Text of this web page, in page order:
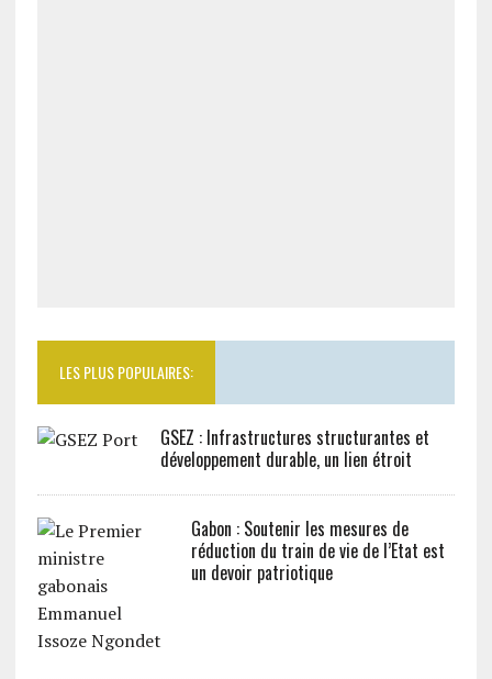
LES PLUS POPULAIRES:
GSEZ : Infrastructures structurantes et
développement durable, un lien étroit
Gabon : Soutenir les mesures de
réduction du train de vie de l’Etat est
un devoir patriotique